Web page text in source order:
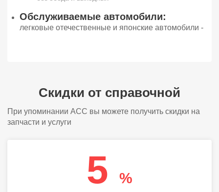
Обслуживаемые автомобили:
легковые отечественные и японские автомобили -
Скидки от справочной
При упоминании АСС вы можете получить скидки на
запчасти и услуги
5 %